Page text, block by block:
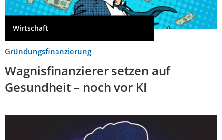
Wirtschaft
Gründungsfinanzierung
Wagnisfinanzierer setzen auf
Gesundheit – noch vor KI